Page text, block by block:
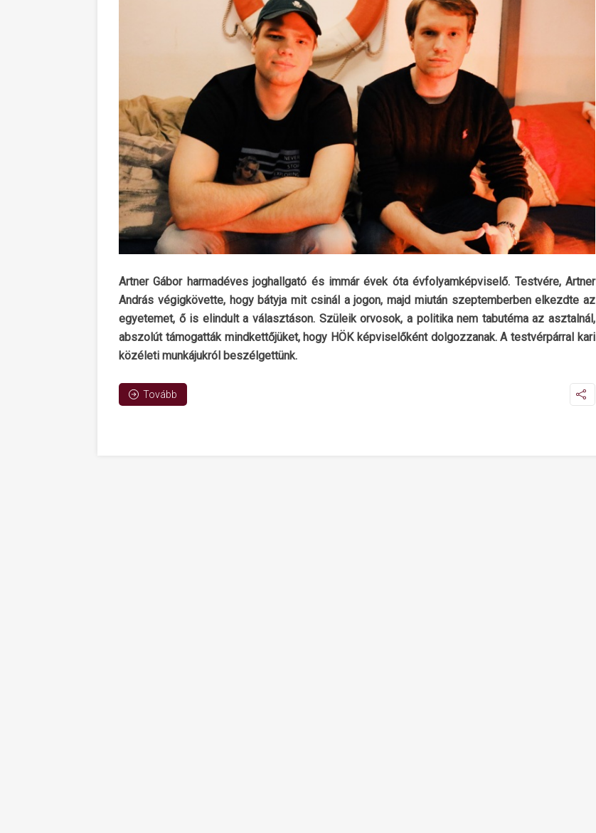
Artner Gábor harmadéves joghallgató és immár évek óta évfolyamképviselő. Testvére, Artner
András végigkövette, hogy bátyja mit csinál a jogon, majd miután szeptemberben elkezdte az
egyetemet, ő is elindult a választáson. Szüleik orvosok, a politika nem tabutéma az asztalnál,
abszolút támogatták mindkettőjüket, hogy HÖK képviselőként dolgozzanak. A testvérpárral kari
közéleti munkájukról beszélgettünk.
Tovább